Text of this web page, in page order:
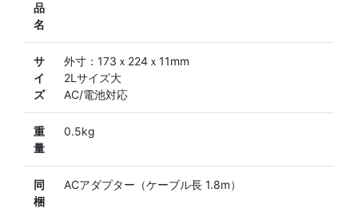
品
名
サ
イ
ズ
外寸：173ｘ224ｘ11mm
2Lサイズ大
AC/電池対応
重
量
0.5kg
同
梱
ACアダプター（ケーブル長 1.8m）